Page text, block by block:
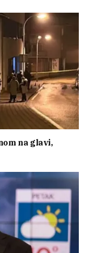
na glavi,